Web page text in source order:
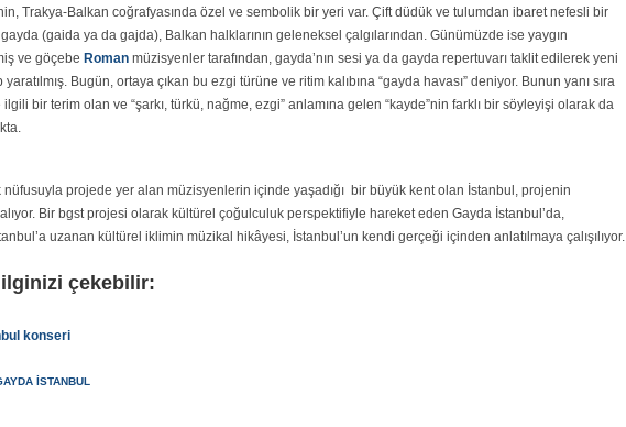
Trakya-Balkan coğrafyasında özel ve sembolik bir yeri var. Çift düdük ve tulumdan ibaret nefesli bir
(gaida ya da gajda), Balkan halklarının geleneksel çalgılarından. Günümüzde ise yaygın
ve göçebe Roman müzisyenler tarafından, gayda’nın sesi ya da gayda repertuvarı taklit edilerek yeni
Bugün, ortaya çıkan bu ezgi türüne ve ritim kalıbına “gayda havası” deniyor. Bunun yanı sıra
bir terim olan ve “şarkı, türkü, nağme, ezgi” anlamına gelen “kayde”nin farklı bir söyleyişi olarak da
nüfusuyla projede yer alan müzisyenlerin içinde yaşadığı bir büyük kent olan İstanbul, projenin
Bir bgst projesi olarak kültürel çoğulculuk perspektifiyle hareket eden Gayda İstanbul’da,
uzanan kültürel iklimin müzikal hikâyesi, İstanbul’un kendi gerçeği içinden anlatılmaya çalışılıyor.
çekebilir:
konseri
ISTANBUL